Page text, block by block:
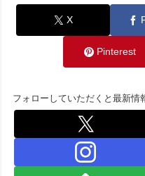
X
Pinterest
フォローしていただくと最新情